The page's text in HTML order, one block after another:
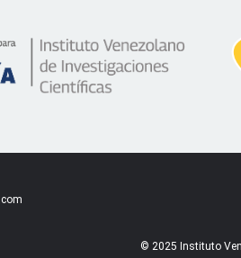
© 2025 Instituto